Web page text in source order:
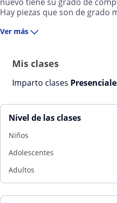
Hay piezas que son de grado
Ver más
Mis clases
Imparto clases
Nivel de las clases
Niños
Adolescentes
Adultos